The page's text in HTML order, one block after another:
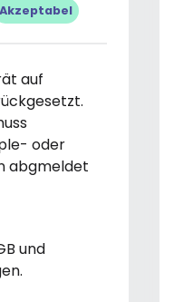
Akzeptabel
auf
oder
abgmeldet
und